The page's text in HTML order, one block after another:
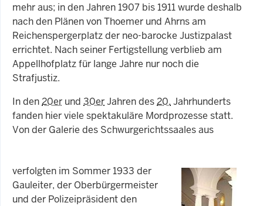
mehr aus; in den Jahren 1907 bis 1911 wurde deshalb
nach den Plänen von Thoemer und Ahrns am
Reichenspergerplatz der neo-barocke Justizpalast
errichtet. Nach seiner Fertigstellung verblieb am
Appellhofplatz für lange Jahre nur noch die
Strafjustiz.
In den20er und 30erJahren des20. Jahrhunderts
fanden hier viele spektakuläre Mordprozesse statt.
Von der Galerie des Schwurgerichtssaales aus
verfolgten im Sommer 1933 der
Gauleiter, der Oberbürgermeister
und der Polizeipräsident den